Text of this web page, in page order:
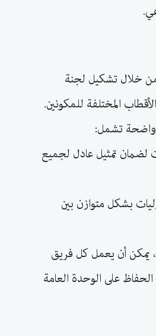
خلال تشكيل لجنة
المختلفة للمكونين.
واضحة تشمل:
لضمان تمثيل عادل لجميع
بشكل متوازن بين
يمكن أن يعمل كل فريق
على الوحدة العامة